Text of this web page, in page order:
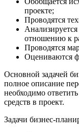
проекте;
Проводятся
отношению к
Проводятся
Оцениваются
Основной задачей
полное описание
необходимо
средств в проект.
Задачи бизнес-